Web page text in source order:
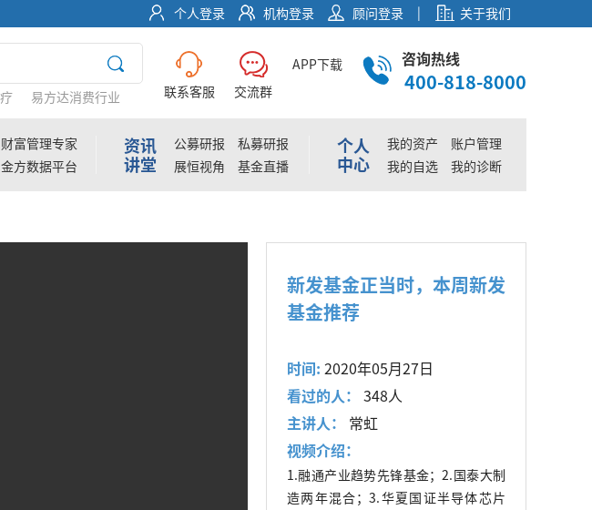
个人登录 机构登录 顾问登录 | 关于我们
易方达消费行业 联系客服 交流群
APP下载 咨询热线
400-818-8000
财富管理专家
金方数据平台
资讯
讲堂
公募研报
私募研报
展恒视角
基金直播
个人
中心
我的资产
账户管理
我的自选
我的诊断
新发基金正当时，本周新发
基金推荐
时间: 2020年05月27日
看过的人： 348人
主讲人： 常虹
视频介绍：
1.融通产业趋势先锋基金；2.国泰大制
造两年混合；3.华夏国证半导体芯片